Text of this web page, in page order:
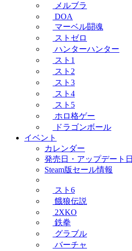
メルブラ
DOA
マーベル闘魂
ストゼロ
ハンターハンター
スト1
スト2
スト3
スト4
スト5
ホロ格ゲー
ドラゴンボール
イベント
カレンダー
発売日・アップデート日
Steam版セール情報
スト6
餓狼伝説
2XKO
鉄拳
グラブル
バーチャ